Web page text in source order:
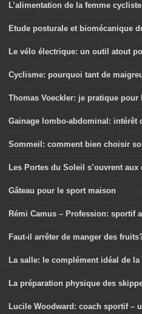
L’alimentation de la femme
Etude posturale et biomécanique
Le vélo électrique: un outil atout
Cyclisme: pourquoi tant de
Thomas Voeckler: je pratique pour
Gainage lombo-abdominal: intérêt
Sommeil: comment bien choisir
Les Portes du Soleil s’ouvrent aux
Gâteau pour le sport maison
Rémi Camus – Profession: sportif
Faut-il arrêter de manger des
La salle: le complément idéal de la
La préparation physique des
Lucile Woodward: coach sportif –